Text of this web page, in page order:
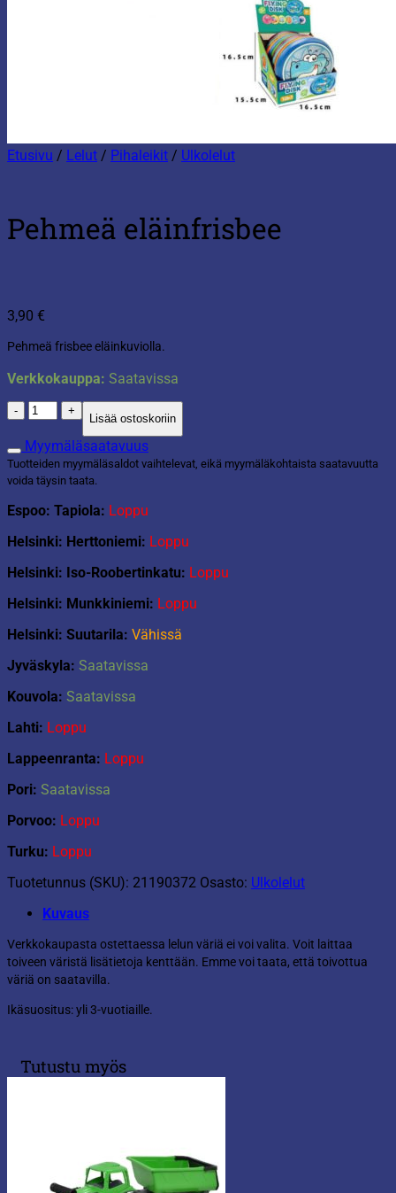
Etusivu / Lelut / Pihaleikit / Ulkolelut
Pehmeä eläinfrisbee
3,90 €
Pehmeä frisbee eläinkuviolla.
Verkkokauppa: Saatavissa
Pehmeä
eläinfrisbee
määrä
Lisää ostoskoriin
Myymäläsaatavuus
Tuotteiden myymäläsaldot vaihtelevat, eikä myymäläkohtaista saatavuutta
voida täysin taata.
Espoo: Tapiola: Loppu
Helsinki: Herttoniemi: Loppu
Helsinki: Iso-Roobertinkatu: Loppu
Helsinki: Munkkiniemi: Loppu
Helsinki: Suutarila: Vähissä
Jyväskyla: Saatavissa
Kouvola: Saatavissa
Lahti: Loppu
Lappeenranta: Loppu
Pori: Saatavissa
Porvoo: Loppu
Turku: Loppu
Tuotetunnus (SKU): 21190372 Osasto: Ulkolelut
Kuvaus
Verkkokaupasta ostettaessa lelun väriä ei voi valita. Voit laittaa
toiveen väristä lisätietoja kenttään. Emme voi taata, että toivottua
väriä on saatavilla.
Ikäsuositus: yli 3-vuotiaille.
Tutustu myös